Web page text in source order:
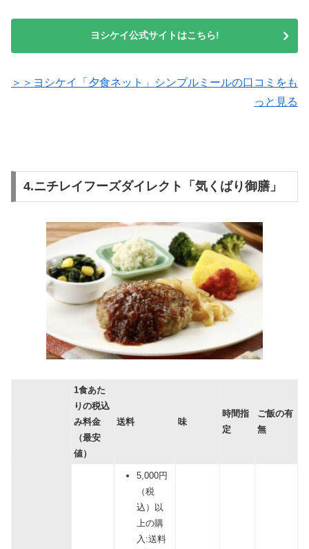
ヨシケイ公式サイトはこちら!
＞＞ヨシケイ「夕食ネット」シンプルミールの口コミをも
っと見る
4.ニチレイフーズダイレクト「気くばり御膳」
1食あた
りの税込
み料金
（最安
値）
送料 味
時間指
定
ご飯の有
無
5,000円
（税
込）以
上の購
入:送料